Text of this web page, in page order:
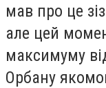
мав про це
але цей
максимуму
Орбану